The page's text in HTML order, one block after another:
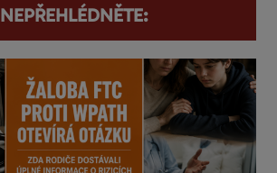
NEPŘEHLÉDNĚTE: